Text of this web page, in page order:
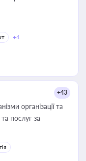
+4
+43
організації та
послуг за